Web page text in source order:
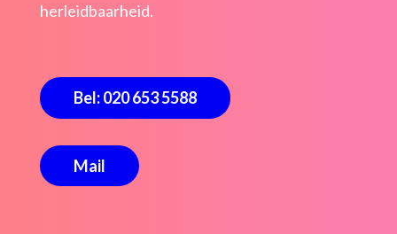
herleidbaarheid.
Bel: 020 653 5588
Mail